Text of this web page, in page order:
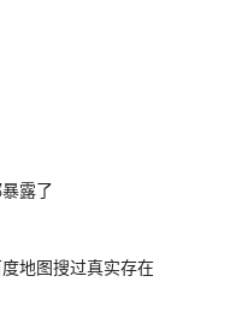
露了
地图搜过真实存在